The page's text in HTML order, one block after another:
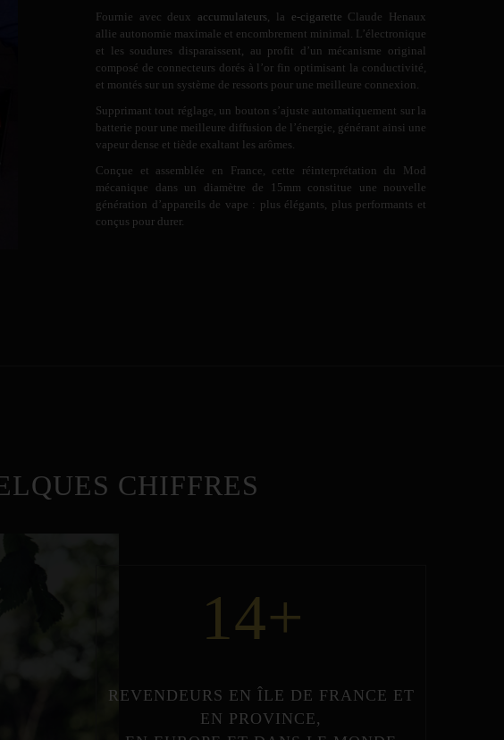
Fournie avec deux accumulateurs , la e-cigarette Claude Henaux
allie autonomie maximale et encombrement minimal. L’électronique
et les soudures disparaissent, au profit d’un mécanisme original
composé de connecteurs dorés à l’or fin optimisant la conductivité,
et montés sur un système de ressorts pour une meilleure connexion.
Supprimant tout réglage, un bouton s’ajuste automatiquement sur la
batterie pour une meilleure diffusion de l’énergie, générant ainsi une
vapeur dense et tiède exaltant les arômes.
Conçue et assemblée en France, cette réinterprétation du Mod
mécanique dans un diamètre de 15mm constitue une nouvelle
génération d’appareils de vape : plus élégants, plus performants et
conçus pour durer.
CHIFFRES
14+
REVENDEURS EN ÎLE DE FRANCE ET
EN PROVINCE,